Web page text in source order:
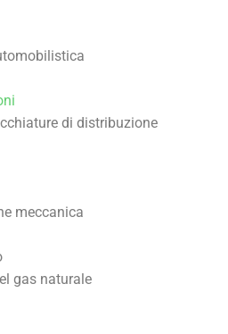
di distribuzione
meccanica
gas naturale